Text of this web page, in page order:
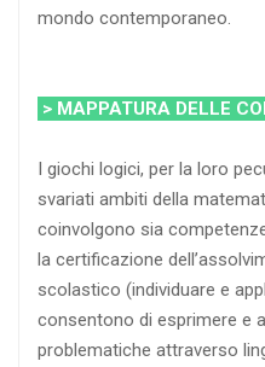
mondo contemporaneo.
> MAPPATURA DELLE
I giochi logici, per la loro
svariati ambiti della
coinvolgono sia
la certificazione
scolastico (individuare e
consentono di esprimere e
problematiche attraverso